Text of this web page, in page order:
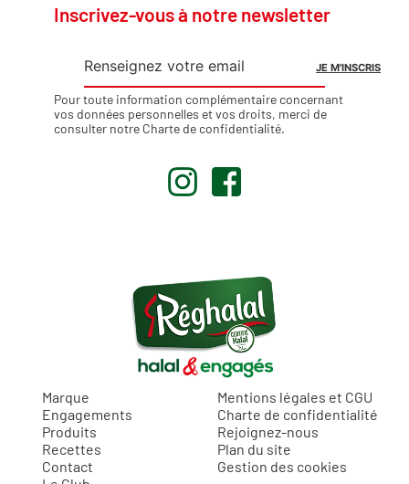
Marque
Engagements
Produits
Recettes
Contact
Mentions légales et CGU
Charte de confidentialité
Rejoignez-nous
Plan du site
Gestion des cookies
Inscrivez-vous à notre newsletter
Pour toute information complémentaire concernant
vos données personnelles et vos droits, merci de
consulter notre Charte de confidentialité.
. .